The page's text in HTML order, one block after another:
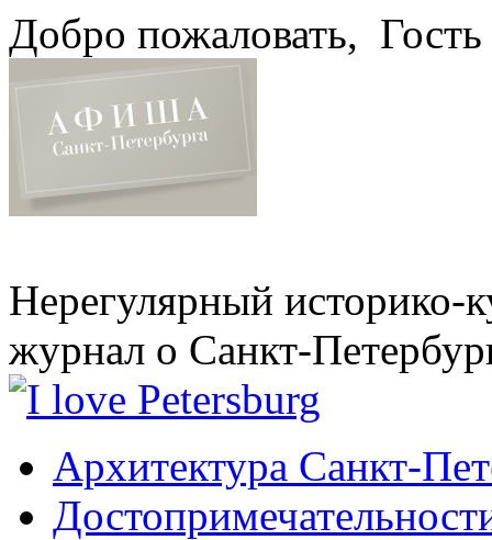
Добро пожаловать, Гость
Нерегулярный историко-
журнал о Санкт-
Архитектура Санкт-